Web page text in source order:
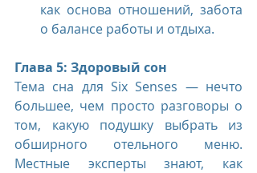
как основа отношений, забота
о балансе работы и отдыха.
Глава 5: Здоровый сон
Тема сна для Six Senses — нечто
большее, чем просто разговоры о
том, какую подушку выбрать из
обширного отельного меню.
Местные эксперты знают, как